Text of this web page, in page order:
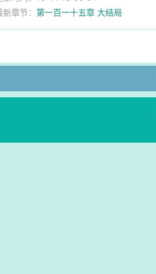
新章节：第一百一十五章 大结局